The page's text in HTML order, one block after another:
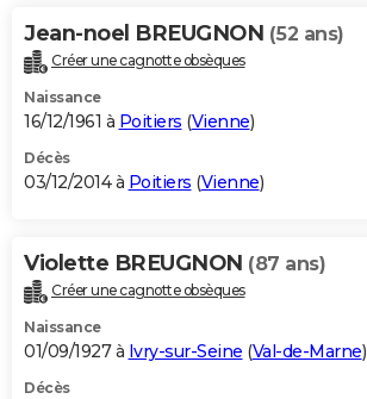
Jean-noel BREUGNON (52 ans)
Créer une cagnotte obsèques
Naissance
16/12/1961 à Poitiers (Vienne)
Décès
03/12/2014 à Poitiers (Vienne)
Violette BREUGNON (87 ans)
Créer une cagnotte obsèques
Naissance
01/09/1927 à Ivry-sur-Seine (Val-de-Marne)
Décès